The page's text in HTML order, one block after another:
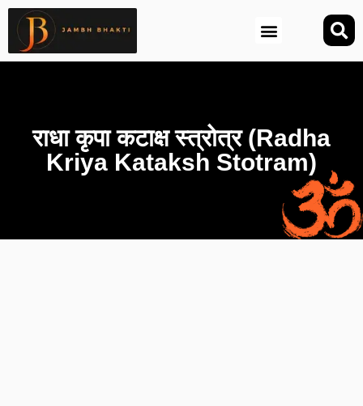
राधा कृपा कटाक्ष स्त्रोत्र (Radha
Kriya Kataksh Stotram)